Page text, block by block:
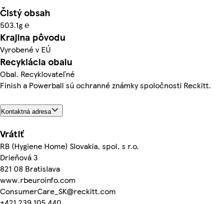
Čistý obsah
503.1g ℮
Krajina pôvodu
Vyrobené v EÚ
Recyklácia obalu
Obal. Recyklovateľné
Finish a Powerball sú ochranné známky spoločnosti Reckitt.
Kontaktná adresa
Vrátiť
RB (Hygiene Home) Slovakia, spol. s r.o.
Drieňová 3
821 08 Bratislava
www.rbeuroinfo.com
ConsumerCare_SK@reckitt.com